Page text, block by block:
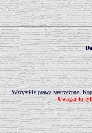
Wszystkie prawa zastrzeżone.
Uwaga: to